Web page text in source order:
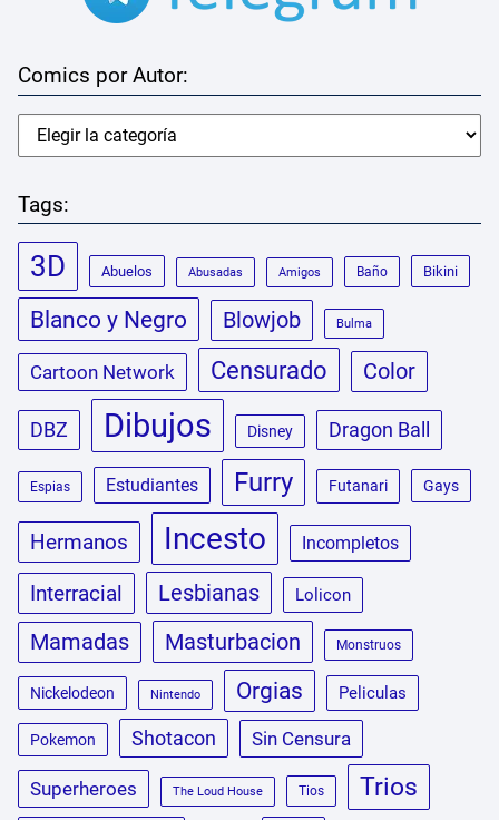
Comics por Autor:
Tags:
3D Abuelos Abusadas Amigos Baño Bikini
Blanco y Negro Blowjob Bulma
Cartoon Network Censurado Color
DBZ Dibujos Disney Dragon Ball
Espias Estudiantes Furry Futanari Gays
Hermanos Incesto Incompletos
Interracial Lesbianas Lolicon
Mamadas Masturbacion Monstruos
Nickelodeon Nintendo Orgias Peliculas
Pokemon Shotacon Sin Censura
Superheroes The Loud House Tios Trios